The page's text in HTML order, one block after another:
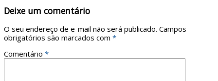
Deixe um comentário
O seu endereço de e-mail não será publicado. Campos
obrigatórios são marcados com *
Comentário *